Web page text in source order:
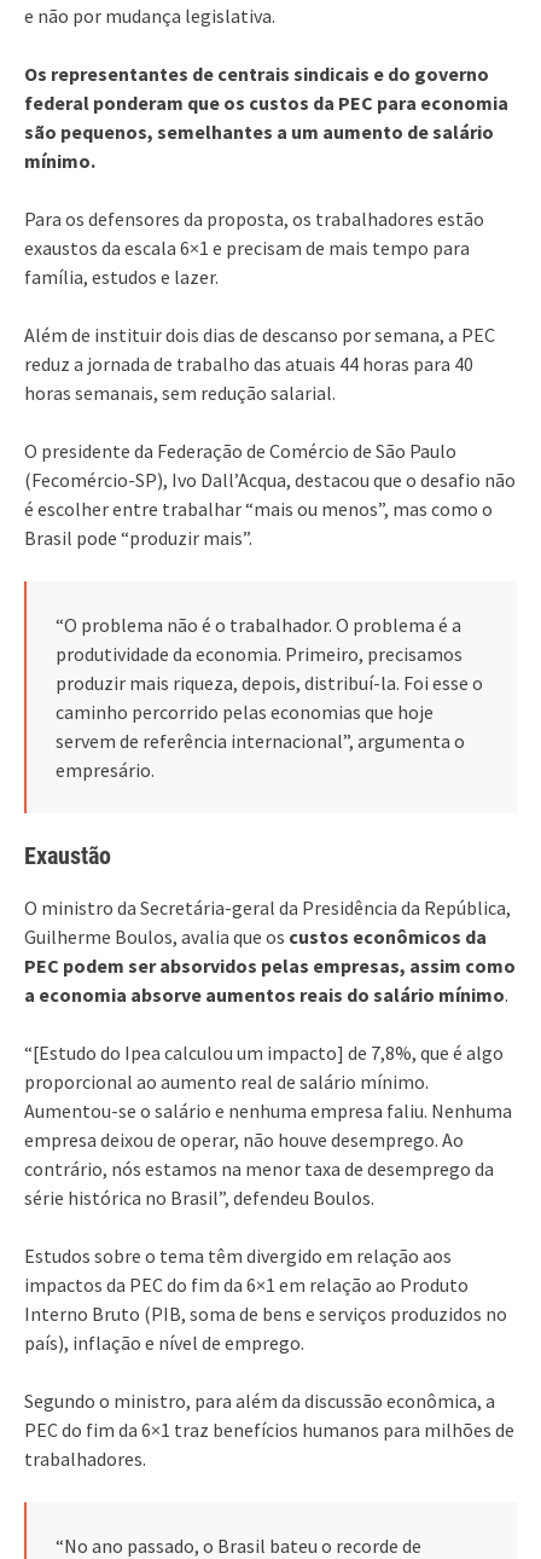
e não por mudança legislativa.
Os representantes de centrais sindicais e do governo
federal ponderam que os custos da PEC para economia
são pequenos, semelhantes a um aumento de salário
mínimo.
Para os defensores da proposta, os trabalhadores estão
exaustos da escala 6×1 e precisam de mais tempo para
família, estudos e lazer.
Além de instituir dois dias de descanso por semana, a PEC
reduz a jornada de trabalho das atuais 44 horas para 40
horas semanais, sem redução salarial.
O presidente da Federação de Comércio de São Paulo
(Fecomércio-SP), Ivo Dall’Acqua, destacou que o desafio não
é escolher entre trabalhar “mais ou menos”, mas como o
Brasil pode “produzir mais”.
“O problema não é o trabalhador. O problema é a
produtividade da economia. Primeiro, precisamos
produzir mais riqueza, depois, distribuí-la. Foi esse o
caminho percorrido pelas economias que hoje
servem de referência internacional”, argumenta o
empresário.
Exaustão
O ministro da Secretária-geral da Presidência da República,
Guilherme Boulos, avalia que os custos econômicos da
PEC podem ser absorvidos pelas empresas, assim como
a economia absorve aumentos reais do salário mínimo.
“[Estudo do Ipea calculou um impacto] de 7,8%, que é algo
proporcional ao aumento real de salário mínimo.
Aumentou-se o salário e nenhuma empresa faliu. Nenhuma
empresa deixou de operar, não houve desemprego. Ao
contrário, nós estamos na menor taxa de desemprego da
série histórica no Brasil”, defendeu Boulos.
Estudos sobre o tema têm divergido em relação aos
impactos da PEC do fim da 6×1 em relação ao Produto
Interno Bruto (PIB, soma de bens e serviços produzidos no
país), inflação e nível de emprego.
Segundo o ministro, para além da discussão econômica, a
PEC do fim da 6×1 traz benefícios humanos para milhões de
trabalhadores.
“No ano passado, o Brasil bateu o recorde de